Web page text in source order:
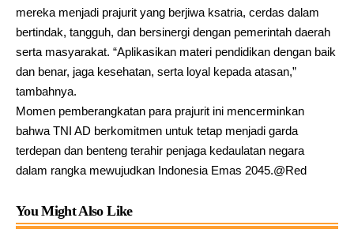
mereka menjadi prajurit yang berjiwa ksatria, cerdas dalam
bertindak, tangguh, dan bersinergi dengan pemerintah daerah
serta masyarakat. “Aplikasikan materi pendidikan dengan baik
dan benar, jaga kesehatan, serta loyal kepada atasan,”
tambahnya.
Momen pemberangkatan para prajurit ini mencerminkan
bahwa TNI AD berkomitmen untuk tetap menjadi garda
terdepan dan benteng terahir penjaga kedaulatan negara
dalam rangka mewujudkan Indonesia Emas 2045.@Red
You Might Also Like